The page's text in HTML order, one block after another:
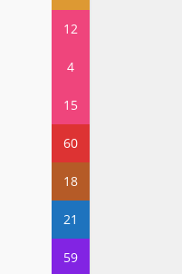
12
4
15
60
18
21
59